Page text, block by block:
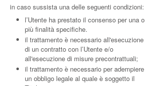
in caso sussista una delle seguenti condizioni:
l’Utente ha prestato il consenso per una o
più finalità specifiche.
il trattamento è necessario all'esecuzione
di un contratto con l’Utente e/o
all'esecuzione di misure precontrattuali;
il trattamento è necessario per adempiere
un obbligo legale al quale è soggetto il